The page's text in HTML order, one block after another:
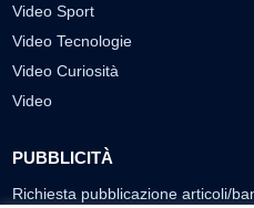
Video Sport
Video Tecnologie
Video Curiosità
Video
PUBBLICITÀ
Richiesta pubblicazione articoli/